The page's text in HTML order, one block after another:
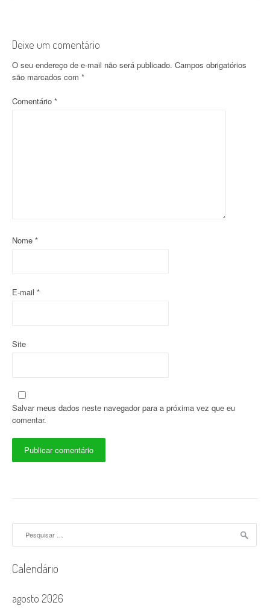
g
a
ç
s
Deixe um comentário
O seu endereço de e-mail não será publicado. Campos obrigatórios
são marcados com *
Comentário *
Nome *
E-mail *
Site
Salvar meus dados neste navegador para a próxima vez que eu
comentar.
Calendário
agosto 2026